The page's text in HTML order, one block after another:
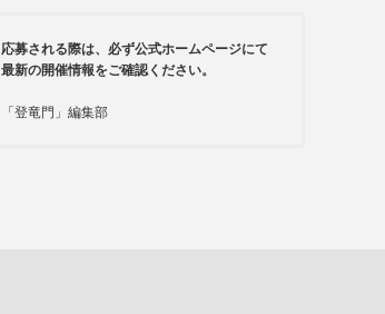
応募される際は、必ず公式ホームページにて
最新の開催情報をご確認ください。
「登竜門」編集部